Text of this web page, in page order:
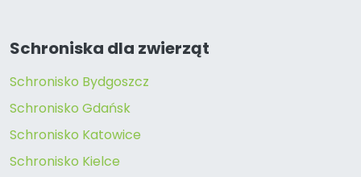
Schroniska dla zwierząt
Schronisko Bydgoszcz
Schronisko Gdańsk
Schronisko Katowice
Schronisko Kielce